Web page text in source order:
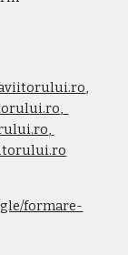
formare-